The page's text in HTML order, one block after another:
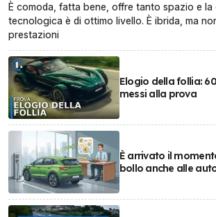
È comoda, fatta bene, offre tanto spazio e la
tecnologica è di ottimo livello. È ibrida, ma
prestazioni
Elogio della follia:
messi alla prova
È arrivato il
bollo anche alle